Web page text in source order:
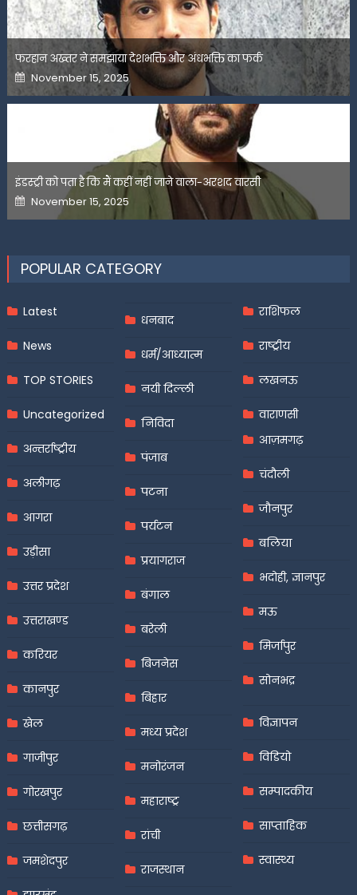
फरहान अख्तर ने समझाया देशभक्ति और अंधभक्ति का फर्क
Posted
on
November 15, 2025
इंडस्ट्री को पता है कि मैं कहीं नहीं जाने वाला-अरशद वारसी
Posted
on
November 15, 2025
POPULAR CATEGORY
Latest
News
TOP STORIES
Uncategorized
अन्तर्राष्ट्रीय
अलीगढ़
आगरा
उड़ीसा
उत्तर प्रदेश
उत्तराखण्ड
करियर
कानपुर
खेल
गाजीपुर
गोरखपुर
छत्तीसगढ़
जमशेदपुर
धनबाद
धर्म/आध्यात्म
नयी दिल्ली
निविदा
पंजाब
पटना
पर्यटन
प्रयागराज
बंगाल
बरेली
बिजनेस
बिहार
मध्य प्रदेश
मनोरंजन
महाराष्ट्र
रांची
राजस्थान
राशिफल
राष्ट्रीय
लखनऊ
वाराणसी
आज़मगढ़
चंदौली
जौनपुर
बलिया
भदोही, ज्ञानपुर
मऊ
मिर्जापुर
सोनभद्र
विज्ञापन
विडियो
सम्पादकीय
साप्ताहिक
स्वास्थ्य